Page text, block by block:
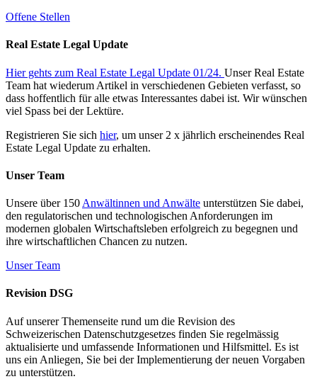
Offene Stellen
Real Estate Legal Update
Hier gehts zum Real Estate Legal Update 01/24. Unser Real Estate
Team hat wiederum Artikel in verschiedenen Gebieten verfasst, so
dass hoffentlich für alle etwas Interessantes dabei ist. Wir wünschen
viel Spass bei der Lektüre.
Registrieren Sie sich hier, um unser 2 x jährlich erscheinendes Real
Estate Legal Update zu erhalten.
Unser Team
Unsere über 150 Anwältinnen und Anwälte unterstützen Sie dabei,
den regulatorischen und technologischen Anforderungen im
modernen globalen Wirtschaftsleben erfolgreich zu begegnen und
ihre wirtschaftlichen Chancen zu nutzen.
Unser Team
Revision DSG
Auf unserer Themenseite rund um die Revision des
Schweizerischen Datenschutzgesetzes finden Sie regelmässig
aktualisierte und umfassende Informationen und Hilfsmittel. Es ist
uns ein Anliegen, Sie bei der Implementierung der neuen Vorgaben
zu unterstützen.